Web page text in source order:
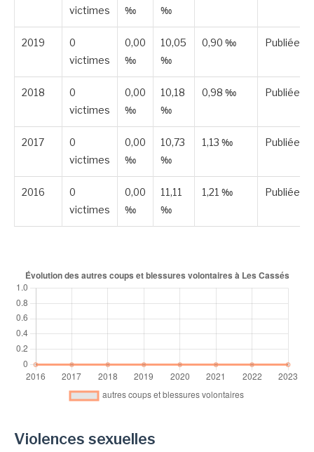
victimes
‰
‰
2019
0
victimes
0,00
‰
10,05
‰
0,90 ‰ Publiée
2018
0
victimes
0,00
‰
10,18
‰
0,98 ‰ Publiée
2017
0
victimes
0,00
‰
10,73
‰
1,13 ‰ Publiée
2016
0
victimes
0,00
‰
11,11
‰
1,21 ‰ Publiée
Violences sexuelles